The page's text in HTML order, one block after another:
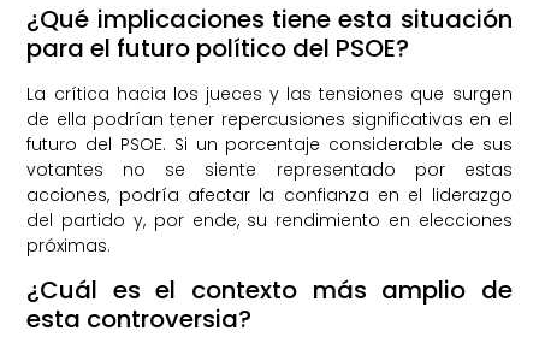
¿Qué implicaciones tiene esta situación
para el futuro político del PSOE?
La crítica hacia los jueces y las tensiones que surgen
de ella podrían tener repercusiones significativas en el
futuro del PSOE. Si un porcentaje considerable de sus
votantes no se siente representado por estas
acciones, podría afectar la confianza en el liderazgo
del partido y, por ende, su rendimiento en elecciones
próximas.
¿Cuál es el contexto más amplio de
esta controversia?